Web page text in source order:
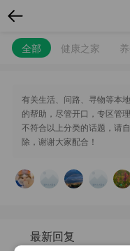
全部 健康之家
有关生活、问路、寻物等本
的帮助，尽管开口，专区管
不符合以上分类的话题，请
除，谢谢大家配合！
最新回复